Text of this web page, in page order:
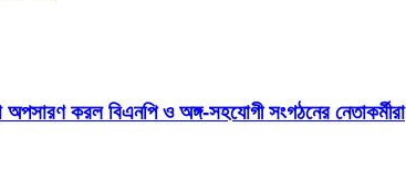
করল বিএনপি ও অঙ্গ-সহযোগী সংগঠনের নেতাকর্মীরা